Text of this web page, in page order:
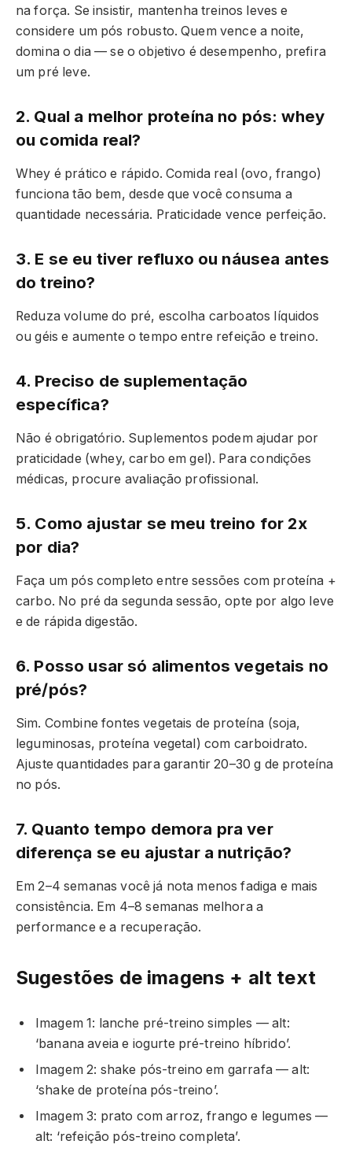
na força. Se insistir, mantenha treinos leves e
considere um pós robusto. Quem vence a noite,
domina o dia — se o objetivo é desempenho, prefira
um pré leve.
2. Qual a melhor proteína no pós: whey
ou comida real?
Whey é prático e rápido. Comida real (ovo, frango)
funciona tão bem, desde que você consuma a
quantidade necessária. Praticidade vence perfeição.
3. E se eu tiver refluxo ou náusea antes
do treino?
Reduza volume do pré, escolha carboatos líquidos
ou géis e aumente o tempo entre refeição e treino.
4. Preciso de suplementação
específica?
Não é obrigatório. Suplementos podem ajudar por
praticidade (whey, carbo em gel). Para condições
médicas, procure avaliação profissional.
5. Como ajustar se meu treino for 2x
por dia?
Faça um pós completo entre sessões com proteína +
carbo. No pré da segunda sessão, opte por algo leve
e de rápida digestão.
6. Posso usar só alimentos vegetais no
pré/pós?
Sim. Combine fontes vegetais de proteína (soja,
leguminosas, proteína vegetal) com carboidrato.
Ajuste quantidades para garantir 20–30 g de proteína
no pós.
7. Quanto tempo demora pra ver
diferença se eu ajustar a nutrição?
Em 2–4 semanas você já nota menos fadiga e mais
consistência. Em 4–8 semanas melhora a
performance e a recuperação.
Sugestões de imagens + alt text
Imagem 1: lanche pré-treino simples — alt:
‘banana aveia e iogurte pré-treino híbrido’.
Imagem 2: shake pós-treino em garrafa — alt:
‘shake de proteína pós-treino’.
Imagem 3: prato com arroz, frango e legumes —
alt: ‘refeição pós-treino completa’.